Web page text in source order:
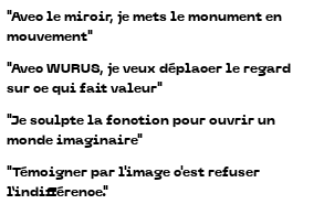
"Avec le miroir, je mets le monument en
mouvement"
"Avec WURUS, je veux déplacer le regard
sur ce qui fait valeur"
"Je sculpte la fonction pour ouvrir un
monde imaginaire"
"Témoigner par l'image c'est refuser
l’indifférence."